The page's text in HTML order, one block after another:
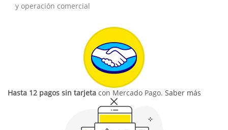
y operación comercial
Hasta 12 pagos sin tarjeta con Mercado Pago. Saber más